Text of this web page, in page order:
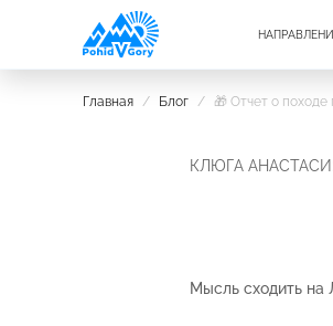
Главная / Блог / 🎁 Отчет о
КЛЮГА
Мысль сходить на